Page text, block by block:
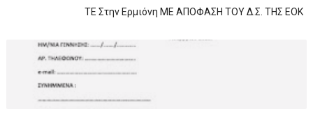
ΤΕ Στην Ερμιόνη ΜΕ ΑΠΟΦΑΣΗ ΤΟΥ Δ.Σ. ΤΗΣ ΕΟΚ